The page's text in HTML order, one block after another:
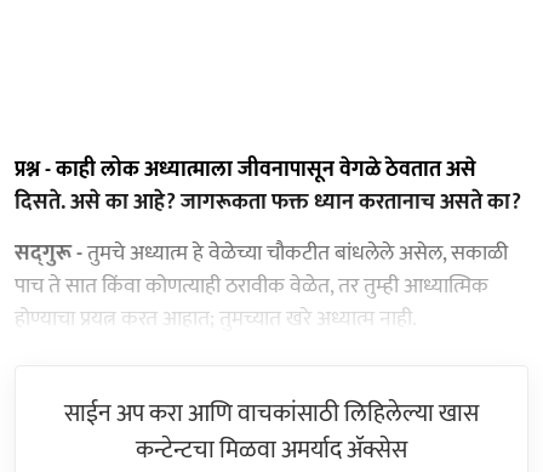
प्रश्न - काही लोक अध्यात्माला जीवनापासून वेगळे ठेवतात असे
दिसते. असे का आहे? जागरूकता फक्त ध्यान करतानाच असते का?
सद्‍गुरू -तुमचे अध्यात्म हे वेळेच्या चौकटीत बांधलेले असेल, सकाळी
पाच ते सात किंवा कोणत्याही ठरावीक वेळेत, तर तुम्ही आध्यात्मिक
होण्याचा प्रयत्न करत आहात; तुमच्यात खरे अध्यात्म नाही.
साईन अप करा आणि वाचकांसाठी लिहिलेल्या खास
कन्टेन्टचा मिळवा अमर्याद ॲक्सेस